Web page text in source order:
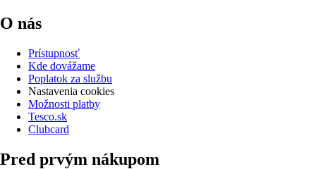
O nás
Prístupnosť
Kde dovážame
Poplatok za službu
Nastavenia cookies
Možnosti platby
Tesco.sk
Clubcard
Pred prvým nákupom